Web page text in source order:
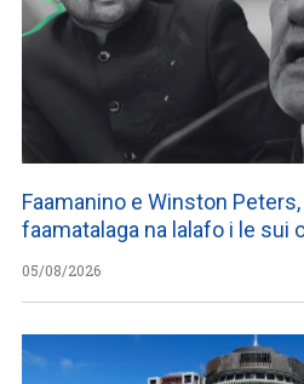
Faamanino e Winston Peters,
faamatalaga na lalafo i le sui
05/08/2026